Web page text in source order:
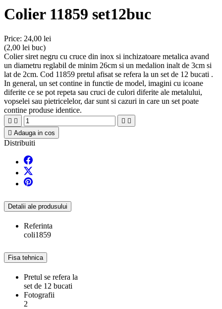
Colier 11859 set12buc
Price: 24,00 lei
(2,00 lei buc)
Colier siret negru cu cruce din inox si inchizatoare metalica avand
un diametru reglabil de minim 26cm si un medalion inalt de 3cm si
lat de 2cm. Cod 11859 pretul afisat se refera la un set de 12 bucati .
In general, un set contine in functie de model, imagini cu icoane
diferite ce se pot repeta sau cruci de culori diferite ale metalului,
vopselei sau pietricelelor, dar sunt si cazuri in care un set poate
contine produse identice.
   
 Adauga in cos
Distribuiti
Detalii ale produsului
Referinta
coli1859
Fisa tehnica
Pretul se refera la
set de 12 bucati
Fotografii
2